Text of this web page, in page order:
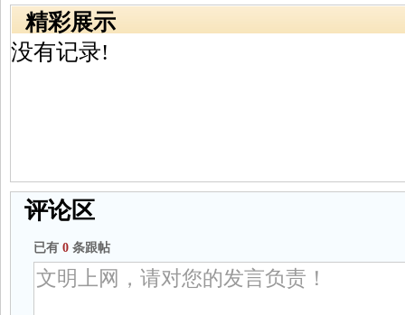
精彩展示
没有记录!
评论区
已有 0 条跟帖